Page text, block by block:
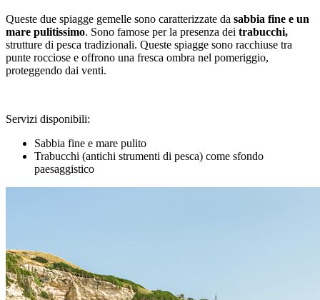
Queste due spiagge gemelle sono caratterizzate da sabbia fine e un
mare pulitissimo. Sono famose per la presenza dei trabucchi,
strutture di pesca tradizionali. Queste spiagge sono racchiuse tra
punte rocciose e offrono una fresca ombra nel pomeriggio,
proteggendo dai venti.
Servizi disponibili:
Sabbia fine e mare pulito
Trabucchi (antichi strumenti di pesca) come sfondo
paesaggistico